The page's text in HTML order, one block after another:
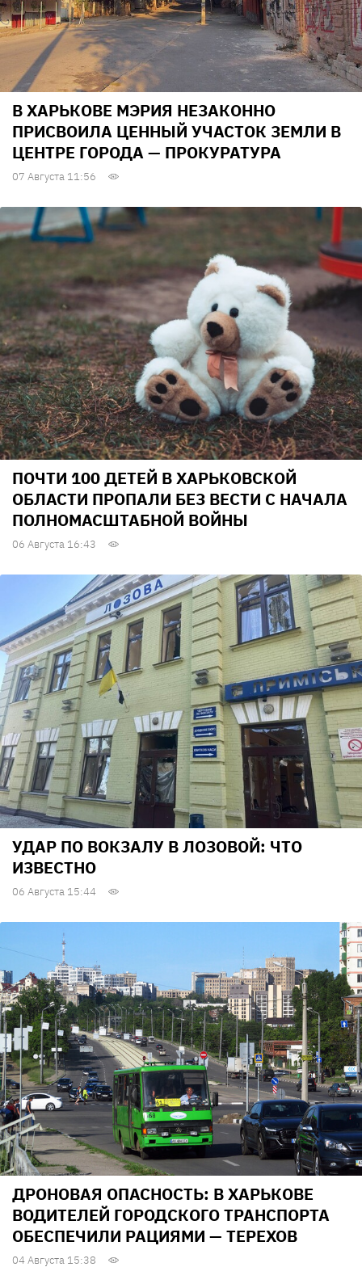
В ХАРЬКОВЕ МЭРИЯ НЕЗАКОННО
ПРИСВОИЛА ЦЕННЫЙ УЧАСТОК ЗЕМЛИ В
ЦЕНТРЕ ГОРОДА — ПРОКУРАТУРА
07 Августа 11:56
ПОЧТИ 100 ДЕТЕЙ В ХАРЬКОВСКОЙ
ОБЛАСТИ ПРОПАЛИ БЕЗ ВЕСТИ С НАЧАЛА
ПОЛНОМАСШТАБНОЙ ВОЙНЫ
06 Августа 16:43
УДАР ПО ВОКЗАЛУ В ЛОЗОВОЙ: ЧТО
ИЗВЕСТНО
06 Августа 15:44
ДРОНОВАЯ ОПАСНОСТЬ: В ХАРЬКОВЕ
ВОДИТЕЛЕЙ ГОРОДСКОГО ТРАНСПОРТА
ОБЕСПЕЧИЛИ РАЦИЯМИ — ТЕРЕХОВ
04 Августа 15:38